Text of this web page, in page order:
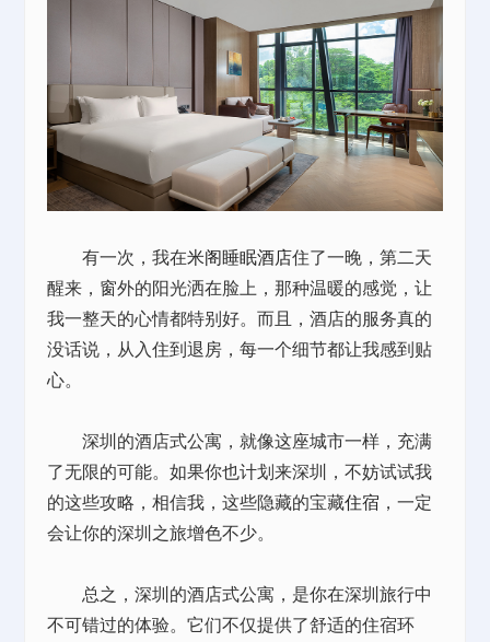
有一次，我在米阁睡眠酒店住了一晚，第二天
醒来，窗外的阳光洒在脸上，那种温暖的感觉，让
我一整天的心情都特别好。而且，酒店的服务真的
没话说，从入住到退房，每一个细节都让我感到贴
心。
深圳的酒店式公寓，就像这座城市一样，充满
了无限的可能。如果你也计划来深圳，不妨试试我
的这些攻略，相信我，这些隐藏的宝藏住宿 ，一定
会让你的深圳之旅增色不少。
总之，深圳的酒店式公寓，是你在深圳旅行中
不可错过的体验。它们不仅提供了舒适的住宿环